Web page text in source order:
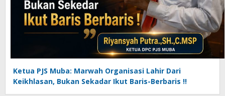
Ketua PJS Muba: Marwah Organisasi Lahir Dari
Keikhlasan, Bukan Sekadar Ikut Baris-Berbaris !!